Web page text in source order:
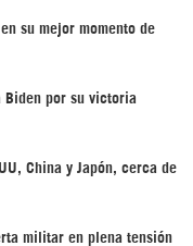
su mejor momento de
Biden por su victoria
China y Japón, cerca de
militar en plena tensión